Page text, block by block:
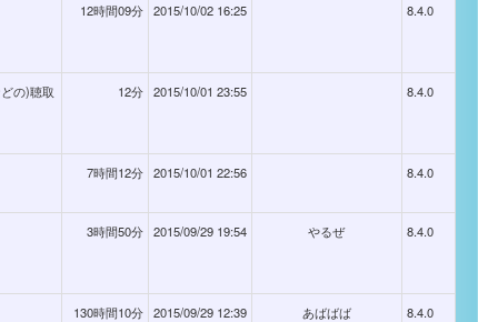
12時間09分 2015/10/02 16:25 8.4.0
の)聴取 12分 2015/10/01 23:55 8.4.0
7時間12分 2015/10/01 22:56 8.4.0
3時間50分 2015/09/29 19:54 やるぜ 8.4.0
130時間10分 2015/09/29 12:39 あばばば 8.4.0